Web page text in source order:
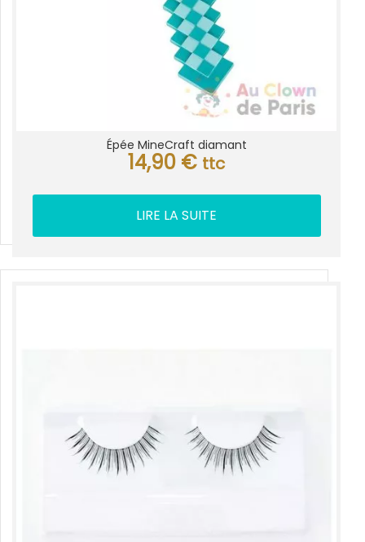
Épée MineCraft diamant
14,90 € ttc
LIRE LA SUITE